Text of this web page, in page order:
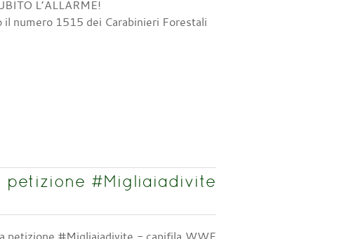
L’ALLARME!
il numero 1515 dei Carabinieri Forestali
petizione #Migliaiadivite